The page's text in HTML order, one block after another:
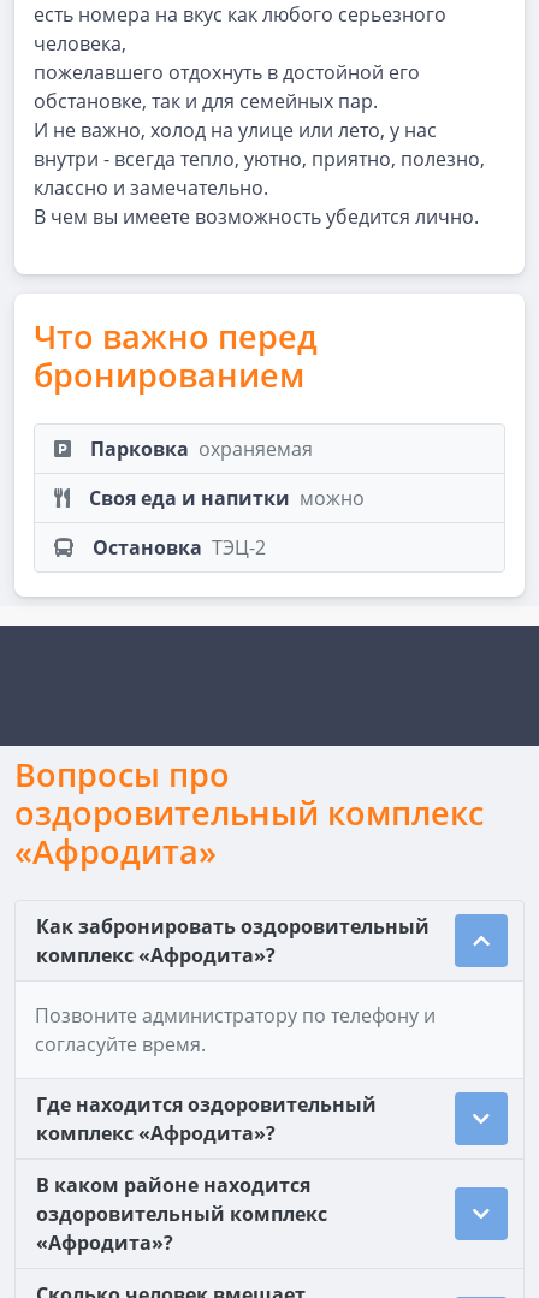
есть номера на вкус как любого серьезного
человека,
пожелавшего отдохнуть в достойной его
обстановке, так и для семейных пар.
И не важно, холод на улице или лето, у нас
внутри - всегда тепло, уютно, приятно, полезно,
классно и замечательно.
В чем вы имеете возможность убедится лично.
Что важно перед
бронированием
Парковка охраняемая
Своя еда и напитки можно
Остановка ТЭЦ-2
Вопросы про
оздоровительный комплекс
«Афродита»
Как забронировать оздоровительный
комплекс «Афродита»?
Позвоните администратору по телефону и
согласуйте время.
Где находится оздоровительный
комплекс «Афродита»?
В каком районе находится
оздоровительный комплекс
«Афродита»?